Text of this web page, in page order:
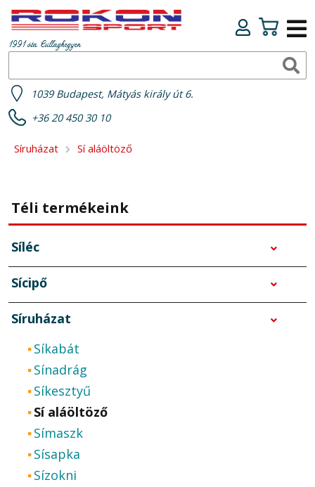
1991 óta Csillaghegyen
1039 Budapest, Mátyás király út 6.
+36 20 450 30 10
Síruházat Sí aláöltöző
Téli termékeink
Síléc
Sícipő
Síruházat
Síkabát
Sínadrág
Síkesztyű
Sí aláöltöző
Símaszk
Sísapka
Sízokni